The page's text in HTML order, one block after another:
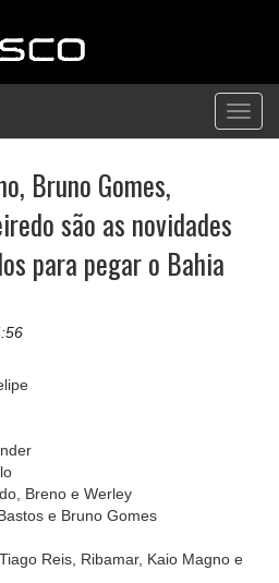
Bruno Gomes,
são as novidades
para pegar o Bahia
Breno e Werley
e Bruno Gomes
Reis, Ribamar, Kaio Magno e